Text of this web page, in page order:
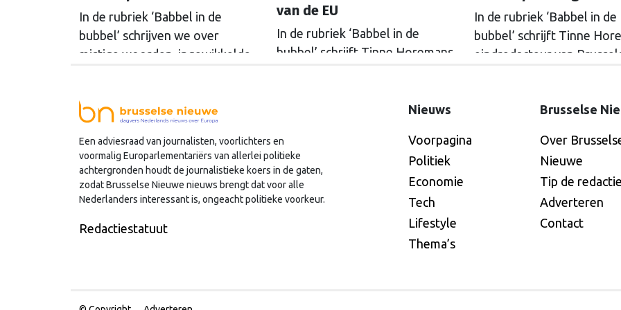
In de rubriek ‘Babbel in de
bubbel’ schrijven we over
mistige woorden, ingewikkelde
bubbel. Deze editie: het
van de EU
In de rubriek ‘Babbel in de
bubbel’ schrijft Tinne Horemans,
mistige woorden, ingewikkelde
fenomenen in de Brusselse
bubbel.
In de rubriek ‘Babbel in de
bubbel’ schrijft Tinne
eindredacteur van
begrippen en curieuze
Een adviesraad van journalisten, voorlichters en
voormalig Europarlementariërs van allerlei politieke
achtergronden houdt de journalistieke koers in de gaten,
zodat Brusselse Nieuwe nieuws brengt dat voor alle
Nederlanders interessant is, ongeacht politieke voorkeur.
Redactiestatuut
Nieuws
Voorpagina
Politiek
Economie
Tech
Lifestyle
Thema’s
Brusselse
Over
Nieuwe
Tip de redactie
Adverteren
Contact